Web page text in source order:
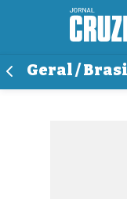
Geral /